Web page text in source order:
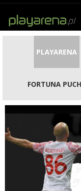
PLAYARENA
FORTUNA